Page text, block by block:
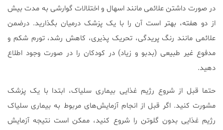
در صورت داشتن علائمی مانند اسهال و اختلالات گوارشی به مدت بیش
از دو هفته، بهتر است آن را با یک پزشک درمیان بگذارید. درضمن
علائمی مانند رنگ پریدگی، تحریک پذیری، کاهش رشد، تورم شکم و
مدفوع غیر طبیعی (بدبو و زیاد) در کودکان را در صورت وجود اطلاع
دهید.
حتما قبل از شروع رژیم غذایی بیماری سلیاک، ابتدا با یک پزشک
مشورت کنید. اگر قبل از انجام آزمایش‌های مربوط به بیماری سلیاک
رژیم غذایی بدون گلوتن را شروع کنید، ممکن است نتیجه آزمایش